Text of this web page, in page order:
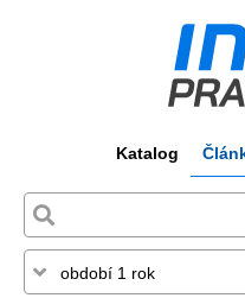
Katalog